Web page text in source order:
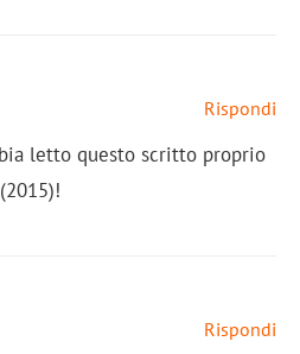
Rispondi
letto questo scritto proprio
Rispondi